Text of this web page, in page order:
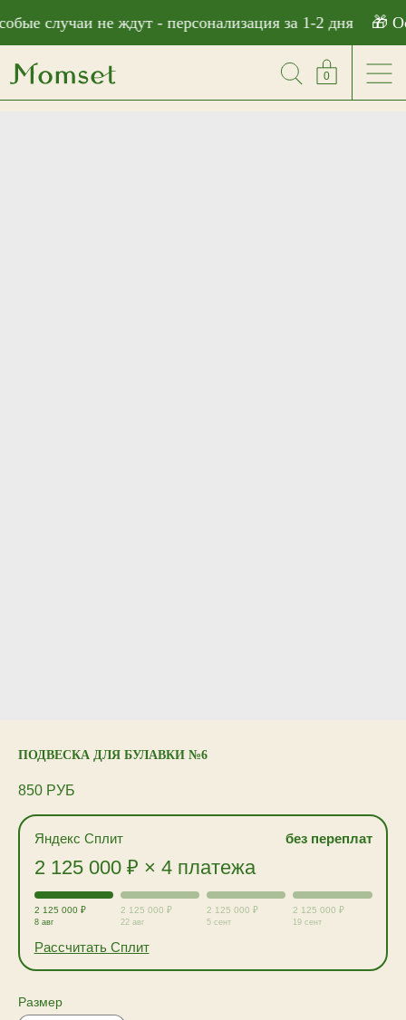
случаи не ждут - персонализация за 1-2 дня 🎁
0
ПОДВЕСКА ДЛЯ БУЛАВКИ №6
850 РУБ
Яндекс Сплит без переплат
2 125 000 ₽ × 4 платежа
2 125 000 ₽
8 авг
2 125 000 ₽
22 авг
2 125 000 ₽
5 сент
2 125 000 ₽
19 сент
Рассчитать Сплит
Размер